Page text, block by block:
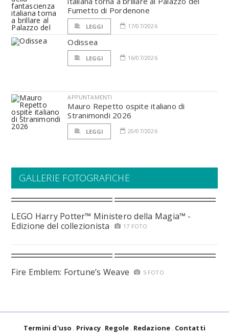
Fumetto di Pordenone
LEGGI 17/07/2026
Odissea
LEGGI 16/07/2026
APPUNTAMENTI
Mauro Repetto ospite italiano di
Stranimondi 2026
LEGGI 20/07/2026
GALLERIE FOTOGRAFICHE
LEGO Harry Potter™ Ministero della Magia™ -
Edizione del collezionista
17 FOTO
Fire Emblem: Fortune’s Weave 5 FOTO
Termini d'uso Privacy Regole Redazione Contatti